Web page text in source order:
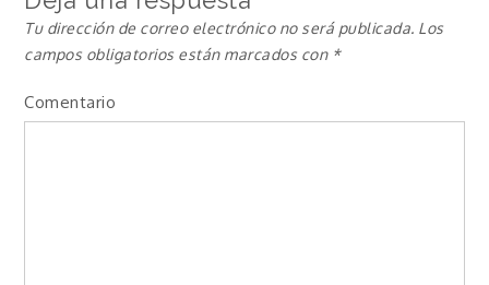
Tu dirección de correo electrónico no será publicada. Los
campos obligatorios están marcados con *
Comentario